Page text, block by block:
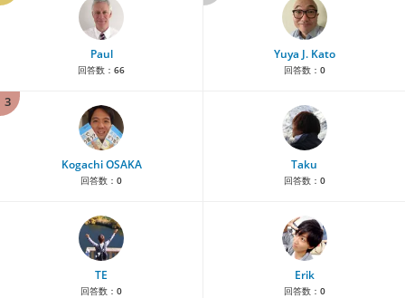
Paul
回答数： 66
Yuya J. Kato
回答数： 0
3
Kogachi OSAKA
回答数： 0
Taku
回答数： 0
TE
回答数： 0
Erik
回答数： 0